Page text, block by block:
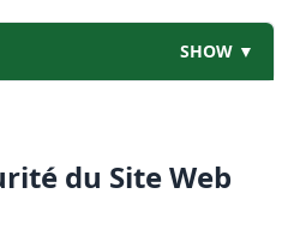
SHOW ▼
du Site Web